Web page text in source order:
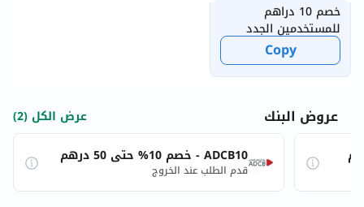
خصم 10 دراهم
للمستخدمين الجدد
Copy
عروض البنك
عرض الكل (2)
ADCB10 - خصم 10% حتى 50 درهم
قدم الطلب عند الخروج